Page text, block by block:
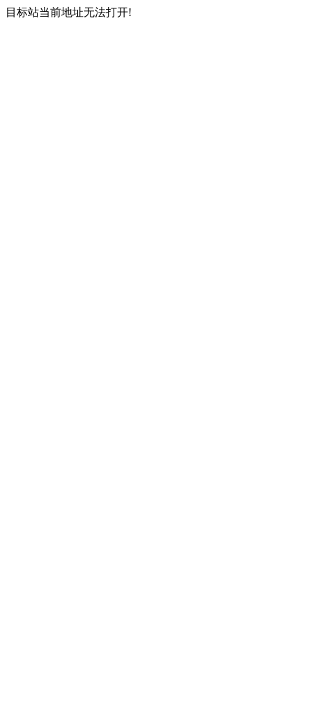
目标站当前地址无法打开!